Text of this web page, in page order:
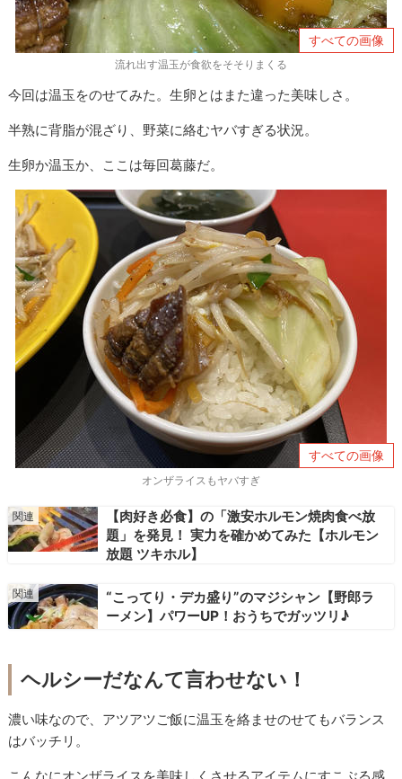
すべての画像
流れ出す温玉が食欲をそそりまくる
今回は温玉をのせてみた。生卵とはまた違った美味しさ。
半熟に背脂が混ざり、野菜に絡むヤバすぎる状況。
生卵か温玉か、ここは毎回葛藤だ。
すべての画像
オンザライスもヤバすぎ
【肉好き必食】の「激安ホルモン焼肉食べ放
題」を発見！ 実力を確かめてみた【ホルモン
放題 ツキホル】
“こってり・デカ盛り”のマジシャン【野郎ラ
ーメン】パワーUP！おうちでガッツリ♪
ヘルシーだなんて言わせない！
濃い味なので、アツアツご飯に温玉を絡ませのせてもバランス
はバッチリ。
こんなにオンザライスを美味しくさせるアイテムにすこぶる感